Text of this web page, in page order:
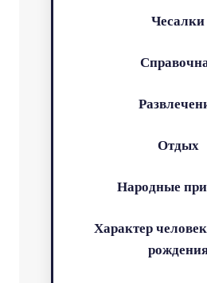
Чесалки
Отдых
Народные
Характер